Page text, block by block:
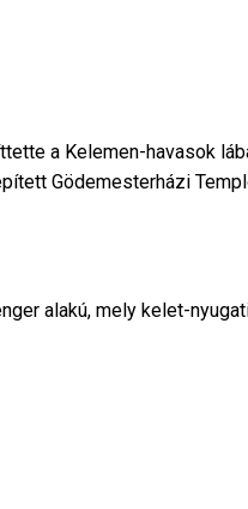
a Kelemen-havasok
Gödemesterházi
alakú, mely kelet-